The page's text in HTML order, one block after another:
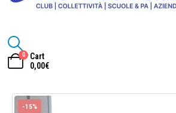
0
Cart
0,00€
-15%